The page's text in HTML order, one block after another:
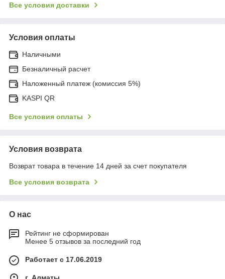
Все условия доставки
Условия оплаты
Наличными
Безналичный расчет
Наложенный платеж (комиссия 5%)
KASPI QR
Все условия оплаты
Условия возврата
Возврат товара в течение 14 дней за счет покупателя
Все условия возврата
О нас
Рейтинг не сформирован
Менее 5 отзывов за последний год
Работает с 17.06.2019
г. Алматы